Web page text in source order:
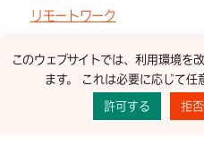
リモートワーク
Proudly use Snow
Powered
このウェブサイトでは、利用環境を
ます。 これは必要に応じて任
許可する
拒